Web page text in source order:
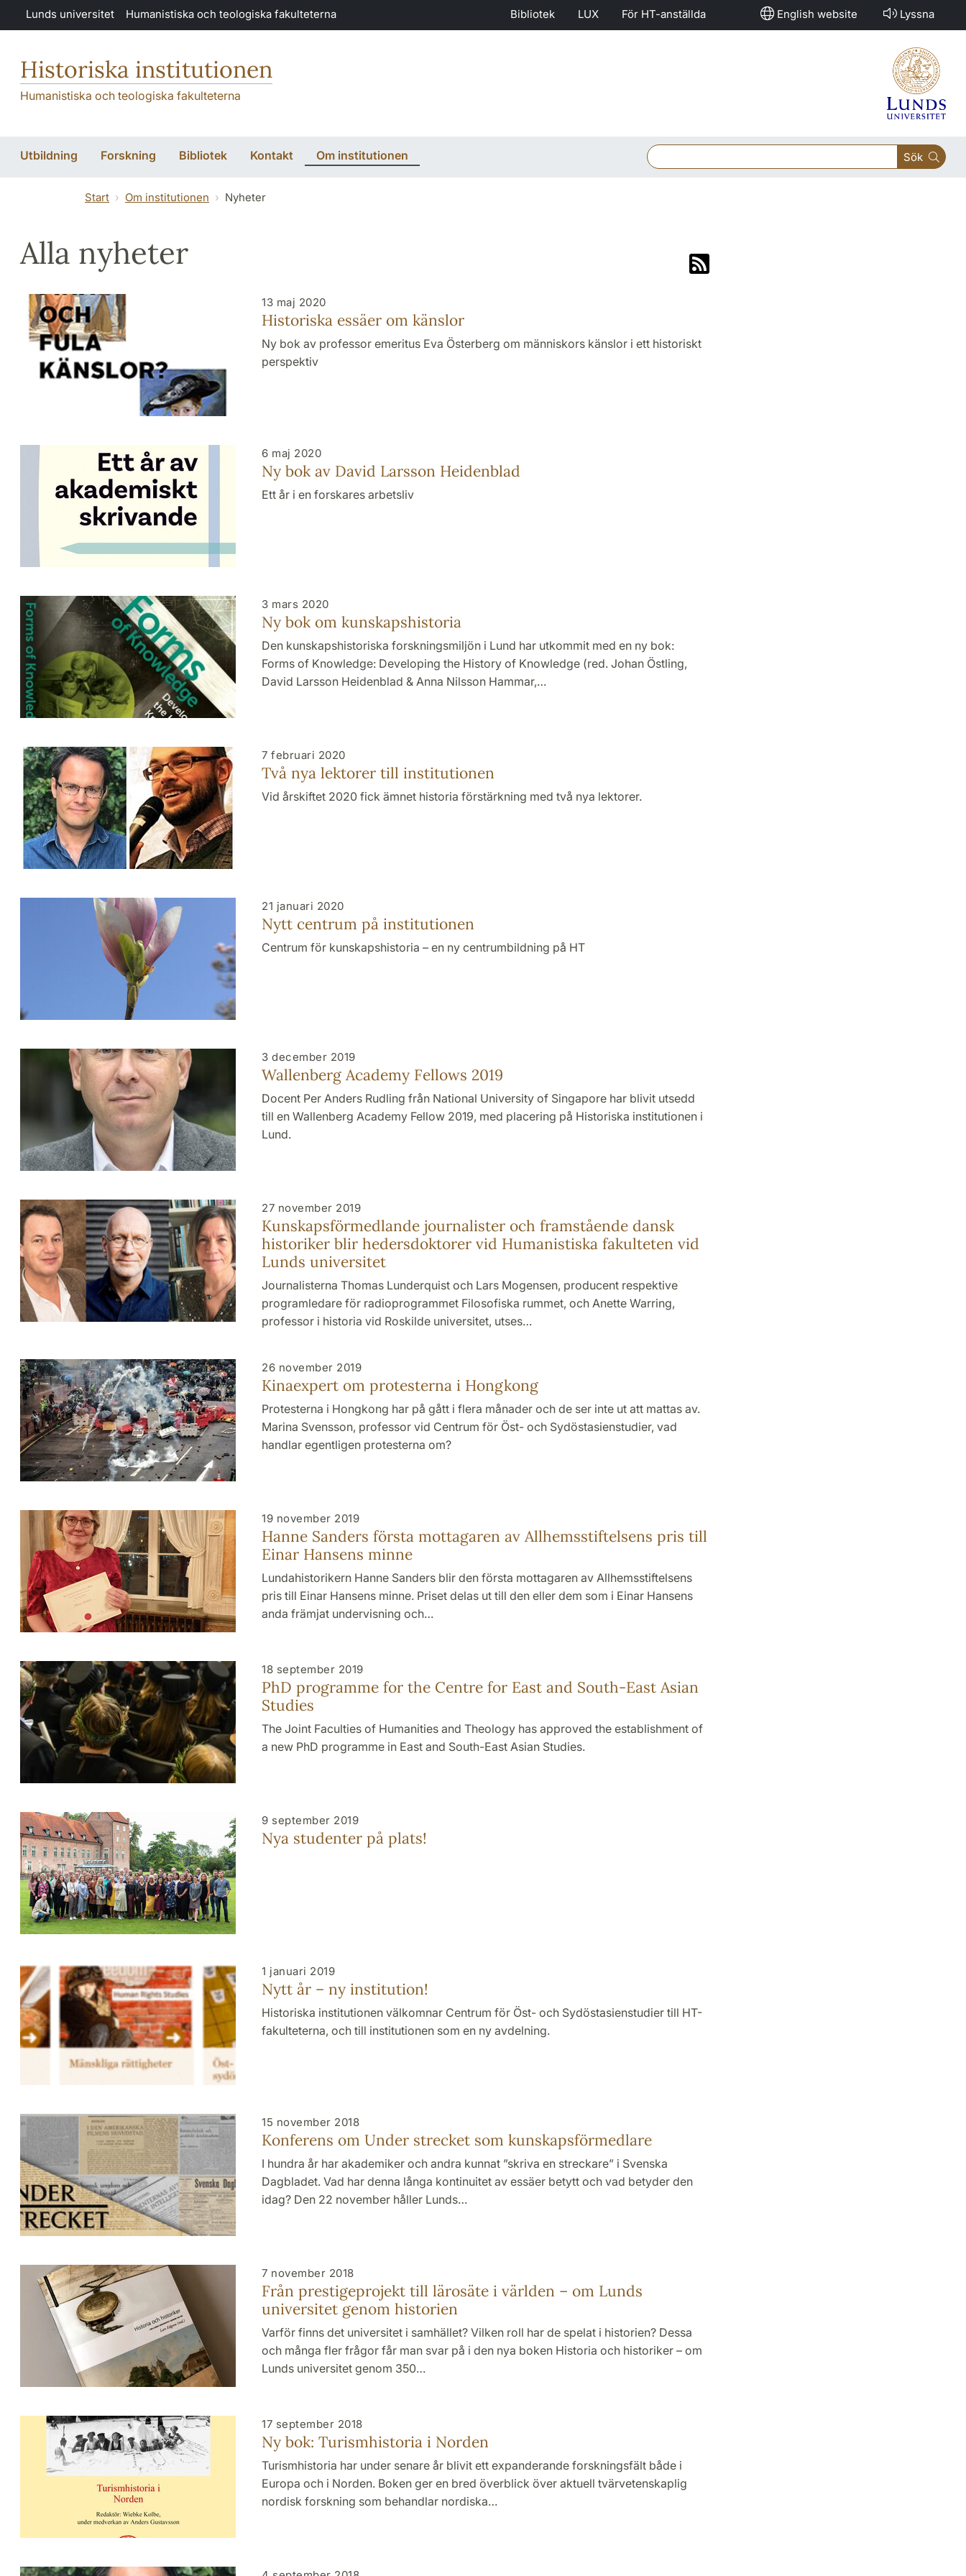
Hoppa till huvudinnehåll
Lunds universitet Humanistiska och teologiska fakulteterna Bibliotek LUX För HT-anställda English website Lyssna
Historiska institutionen
Humanistiska och teologiska fakulteterna
Utbildning Forskning Bibliotek Kontakt Om institutionen Sök
Start Om institutionen Nyheter
Alla nyheter
13 maj 2020
Historiska essäer om känslor
Ny bok av professor emeritus Eva Österberg om människors känslor i ett historiskt
perspektiv
6 maj 2020
Ny bok av David Larsson Heidenblad
Ett år i en forskares arbetsliv
3 mars 2020
Ny bok om kunskapshistoria
Den kunskapshistoriska forskningsmiljön i Lund har utkommit med en ny bok:
Forms of Knowledge: Developing the History of Knowledge (red. Johan Östling,
David Larsson Heidenblad & Anna Nilsson Hammar,…
7 februari 2020
Två nya lektorer till institutionen
Vid årskiftet 2020 fick ämnet historia förstärkning med två nya lektorer.
21 januari 2020
Nytt centrum på institutionen
Centrum för kunskapshistoria – en ny centrumbildning på HT
3 december 2019
Wallenberg Academy Fellows 2019
Docent Per Anders Rudling från National University of Singapore har blivit utsedd
till en Wallenberg Academy Fellow 2019, med placering på Historiska institutionen i
Lund.
27 november 2019
Kunskapsförmedlande journalister och framstående dansk
historiker blir hedersdoktorer vid Humanistiska fakulteten vid
Lunds universitet
Journalisterna Thomas Lunderquist och Lars Mogensen, producent respektive
programledare för radioprogrammet Filosofiska rummet, och Anette Warring,
professor i historia vid Roskilde universitet, utses…
26 november 2019
Kinaexpert om protesterna i Hongkong
Protesterna i Hongkong har på gått i flera månader och de ser inte ut att mattas av.
Marina Svensson, professor vid Centrum för Öst- och Sydöstasienstudier, vad
handlar egentligen protesterna om?
19 november 2019
Hanne Sanders första mottagaren av Allhemsstiftelsens pris till
Einar Hansens minne
Lundahistorikern Hanne Sanders blir den första mottagaren av Allhemsstiftelsens
pris till Einar Hansens minne. Priset delas ut till den eller dem som i Einar Hansens
anda främjat undervisning och…
18 september 2019
PhD programme for the Centre for East and South-East Asian
Studies
The Joint Faculties of Humanities and Theology has approved the establishment of
a new PhD programme in East and South-East Asian Studies.
9 september 2019
Nya studenter på plats!
1 januari 2019
Nytt år – ny institution!
Historiska institutionen välkomnar Centrum för Öst- och Sydöstasienstudier till HT-
fakulteterna, och till institutionen som en ny avdelning.
15 november 2018
Konferens om Under strecket som kunskapsförmedlare
I hundra år har akademiker och andra kunnat ”skriva en streckare” i Svenska
Dagbladet. Vad har denna långa kontinuitet av essäer betytt och vad betyder den
idag? Den 22 november håller Lunds…
7 november 2018
Från prestigeprojekt till lärosäte i världen – om Lunds
universitet genom historien
Varför finns det universitet i samhället? Vilken roll har de spelat i historien? Dessa
och många fler frågor får man svar på i den nya boken Historia och historiker – om
Lunds universitet genom 350…
17 september 2018
Ny bok: Turismhistoria i Norden
Turismhistoria har under senare år blivit ett expanderande forskningsfält både i
Europa och i Norden. Boken ger en bred överblick över aktuell tvärvetenskaplig
nordisk forskning som behandlar nordiska…